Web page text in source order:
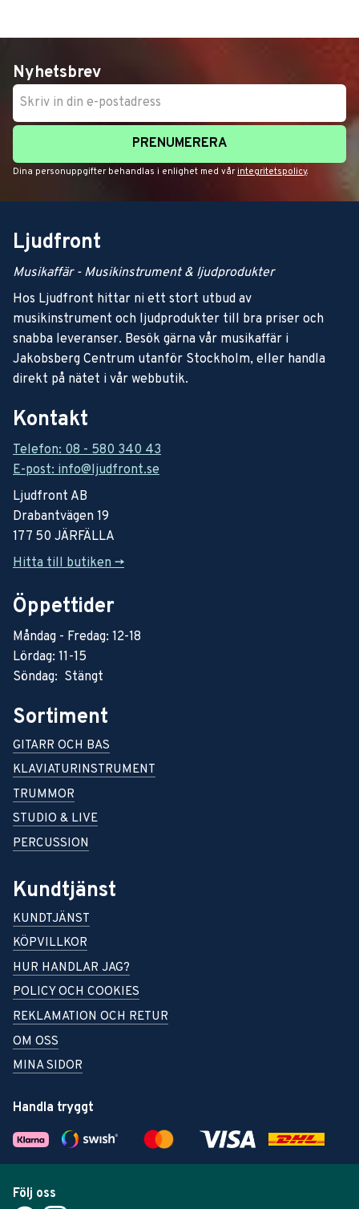
Nyhetsbrev
PRENUMERERA
Dina personuppgifter behandlas i enlighet med vår integritetspolicy.
Ljudfront
Musikaffär - Musikinstrument & ljudprodukter
Hos Ljudfront hittar ni ett stort utbud av
musikinstrument och ljudprodukter till bra priser och
snabba leveranser. Besök gärna vår musikaffär i
Jakobsberg Centrum utanför Stockholm, eller handla
direkt på nätet i vår webbutik.
Kontakt
Telefon: 08 - 580 340 43
E-post: info@ljudfront.se
Ljudfront AB
Drabantvägen 19
177 50 JÄRFÄLLA
Hitta till butiken ->
Öppettider
Måndag - Fredag: 12-18
Lördag: 11-15
Söndag: Stängt
Sortiment
GITARR OCH BAS
KLAVIATURINSTRUMENT
TRUMMOR
STUDIO & LIVE
PERCUSSION
Kundtjänst
KUNDTJÄNST
KÖPVILLKOR
HUR HANDLAR JAG?
POLICY OCH COOKIES
REKLAMATION OCH RETUR
OM OSS
MINA SIDOR
Handla tryggt
Följ oss